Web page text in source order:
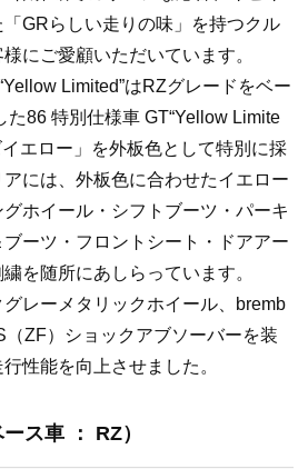
GRらしい走りの味」を持つクル
にご愛顧いただいています。
Limited”はRZグレードをベー
た86 特別仕様車 GT“Yellow Limite
エロー」を外板色として特別に採
には、外板色に合わせたイエロー
ホイール・シフトブーツ・パーキ
ーツ・フロントシート・ドアアー
を随所にあしらっています。
レーメタリックホイール、bremb
ZF）ショックアブソーバーを装
性能を向上させました。
ス車 ： RZ）